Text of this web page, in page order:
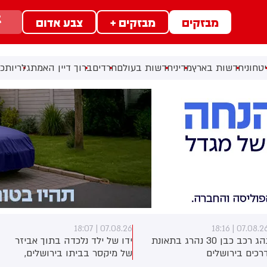
מבזקים מבזקים + צבע אדום
חדשות בארץמדיניחדשות בעולםחרדיםברוך דיין האמתגלריות
07.08.26 |
נהג רכב כבן 30 נהרג בתאונת
בירושלים
07.08.26 | 18:07
ידו של ילד נלכדה בתוך אביזר
של מיקסר בביתו בירושלים,